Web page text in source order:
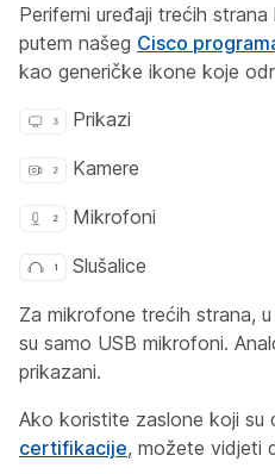
Periferni uređaji trećih
putem našeg Cisco
kao generičke ikone koje
Prikazi
Kamere
Mikrofoni
Slušalice
Za mikrofone trećih strana,
su samo USB mikrofoni.
prikazani.
Ako koristite zaslone koji su
certifikacije, možete vidjeti